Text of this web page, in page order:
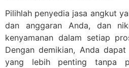
Pilihlah penyedia jasa angkut
dan anggaran Anda, dan
kenyamanan dalam setiap
Dengan demikian, Anda
yang lebih penting tanpa